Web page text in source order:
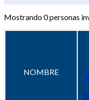
Mostrando0personas
NOMBRE